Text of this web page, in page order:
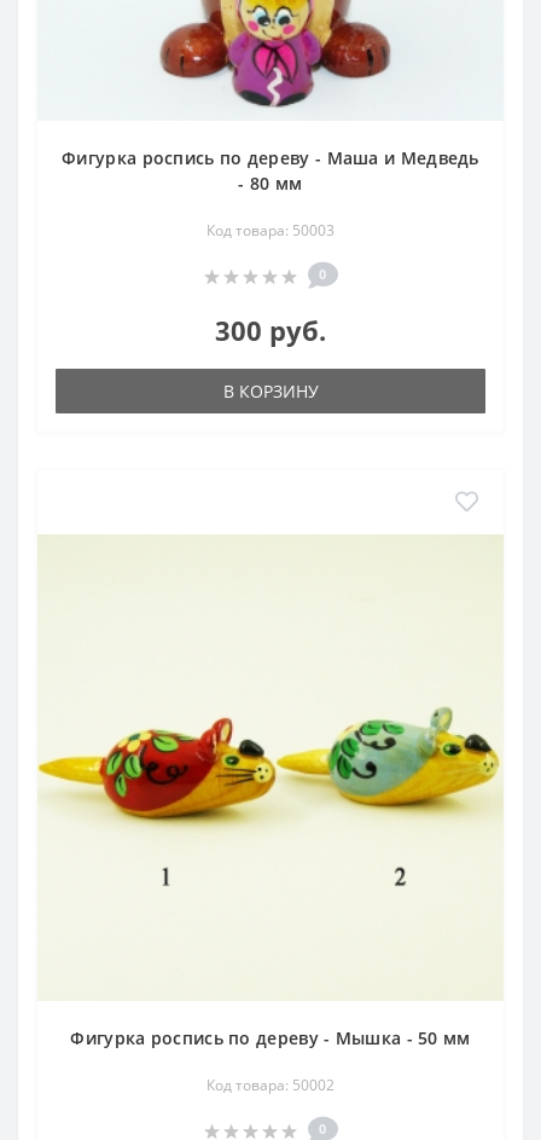
Фигурка роспись по дереву - Маша и Медведь
- 80 мм
Код товара: 50003
0
300 руб.
В КОРЗИНУ
Фигурка роспись по дереву - Мышка - 50 мм
Код товара: 50002
0